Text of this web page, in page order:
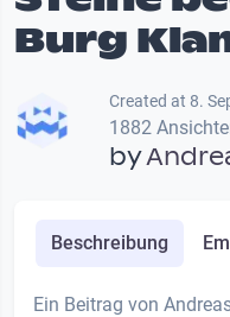
Burg
Created at 8.
1882
by
Beschreibung
Ein Beitrag von